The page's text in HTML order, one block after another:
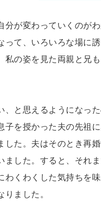
が変わっていくのが
て、いろいろな場に
の姿を見た両親と兄
と思えるようになっ
を授かった夫の先祖
た。夫はそのとき再
した。すると、それ
くわくした気持ちを
ました。